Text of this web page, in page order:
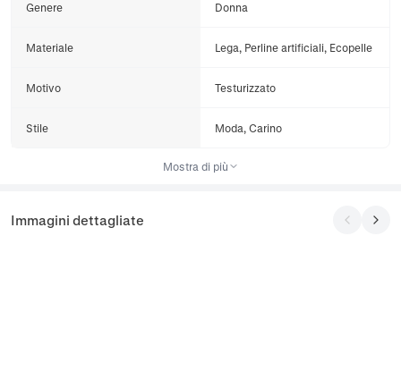
Genere Donna
Materiale Lega, Perline artificiali, Ecopelle
Motivo Testurizzato
Stile Moda, Carino
Mostra di più
Immagini dettagliate